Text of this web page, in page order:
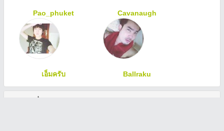
Pao_phuket Cavanaugh
เอ็มครับ Ballraku